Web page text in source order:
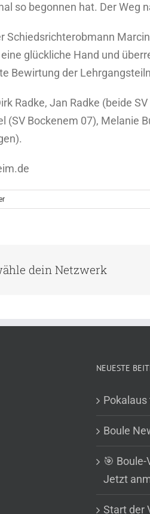
so begonnen hat. Der Weg
Schiedsrichterobmann
glückliche Hand und
Bewirtung der
Radke, Jan Radke (beide
(SV Bockenem 07), Melanie
dein Netzwerk
NEUESTE
Boule
🎯
Jetzt
Start der